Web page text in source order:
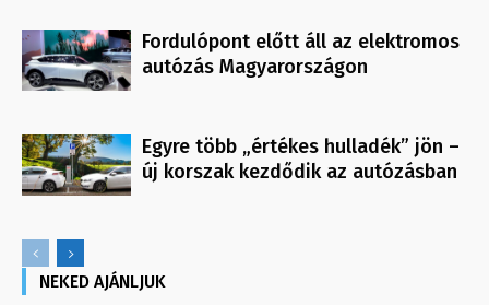
Fordulópont előtt áll az elektromos
autózás Magyarországon
Egyre több „értékes hulladék” jön –
új korszak kezdődik az autózásban
NEKED AJÁNLJUK